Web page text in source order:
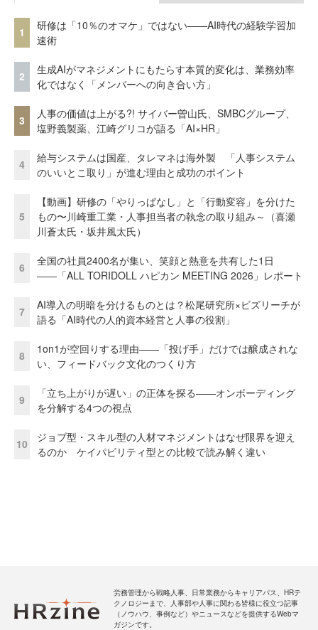
1
研修は「10％のオマケ」ではない——AI時代の経験学習加
速術
2
生成AIがマネジメントにもたらす本質的変化は、業務効率
化ではなく「メンバーへの向き合い方」
3
人事の価値は上がる?! サイバー曽山氏、SMBCグループ、
塩野義製薬、江崎グリコが語る「AI×HR」
4
給与システムは国産、タレマネは海外製 「人事システム
のいいとこ取り」が進む理由と成功のポイント
5
【動画】研修の「やりっぱなし」と「行動変容」を分けた
もの〜川崎重工業・人事担当者の執念の取り組み～（喜瀬
川蒼太氏・坂井風太氏）
6
全国の社員2400名が集い、笑顔と熱意を共有した1日
――「ALL TORIDOLL ハピカン MEETING 2026」レポート
7
AI導入の明暗を分けるものとは？松尾研究所×ビズリーチが
語る「AI時代の人的資本経営と人事の役割」
8
1on1が空回りする理由——「投げ手」だけでは醸成されな
い、フィードバック文化のつくり方
9
「立ち上がりが遅い」の正体を探る——オンボーディング
を分解する4つの視点
10
ジョブ型・スキル型の人材マネジメントはなぜ限界を迎え
るのか ケイパビリティ型との比較で読み解く違い
労務管理から戦略人事、日常業務からキャリアパス、HRテ
クノロジーまで、人事部や人事に関わる皆様に役立つ記事
（ノウハウ、事例など）やニュースなどを提供するWebマ
ガジンです。